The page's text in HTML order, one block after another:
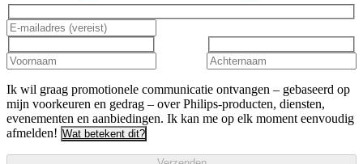
Ik wil graag promotionele communicatie ontvangen – gebaseerd op
mijn voorkeuren en gedrag – over Philips-producten, diensten,
evenementen en aanbiedingen. Ik kan me op elk moment eenvoudig
afmelden! Wat betekent dit?